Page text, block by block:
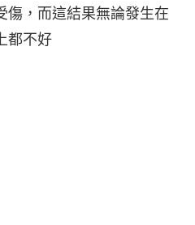
傷，而這結果無論發生在
都不好